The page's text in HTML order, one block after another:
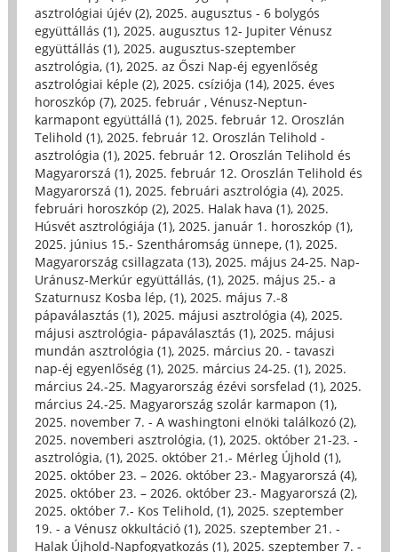
asztrológiai újév (2), 2025. augusztus - 6 bolygós
együttállás (1), 2025. augusztus 12- Jupiter Vénusz
együttállás (1), 2025. augusztus-szeptember
asztrológia, (1), 2025. az Őszi Nap-éj egyenlőség
asztrológiai képle (2), 2025. csíziója (14), 2025. éves
horoszkóp (7), 2025. február , Vénusz-Neptun-
karmapont együttállá (1), 2025. február 12. Oroszlán
Telihold (1), 2025. február 12. Oroszlán Telihold -
asztrológia (1), 2025. február 12. Oroszlán Telihold és
Magyarorszá (1), 2025. február 12. Oroszlán Telihold és
Magyarorszá (1), 2025. februári asztrológia (4), 2025.
februári horoszkóp (2), 2025. Halak hava (1), 2025.
Húsvét asztrológiája (1), 2025. január 1. horoszkóp (1),
2025. június 15.- Szentháromság ünnepe, (1), 2025.
Magyarország csillagzata (13), 2025. május 24-25. Nap-
Uránusz-Merkúr együttállás, (1), 2025. május 25.- a
Szaturnusz Kosba lép, (1), 2025. május 7.-8
pápaválasztás (1), 2025. májusi asztrológia (4), 2025.
májusi asztrológia- pápaválasztás (1), 2025. májusi
mundán asztrológia (1), 2025. március 20. - tavaszi
nap-éj egyenlőség (1), 2025. március 24-25. (1), 2025.
március 24.-25. Magyarország ézévi sorsfelad (1), 2025.
március 24.-25. Magyarország szolár karmapon (1),
2025. november 7. - A washingtoni elnöki találkozó (2),
2025. novemberi asztrológia, (1), 2025. október 21-23. -
asztrológia, (1), 2025. október 21.- Mérleg Újhold (1),
2025. október 23. – 2026. október 23.- Magyarorszá (4),
2025. október 23. – 2026. október 23.- Magyarorszá (2),
2025. október 7.- Kos Telihold, (1), 2025. szeptember
19. - a Vénusz okkultáció (1), 2025. szeptember 21. -
Halak Újhold-Napfogyatkozás (1), 2025. szeptember 7. -